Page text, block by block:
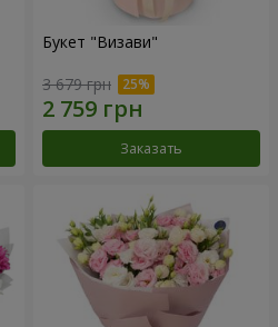
Букет "Визави"
3 679 грн
Заказать